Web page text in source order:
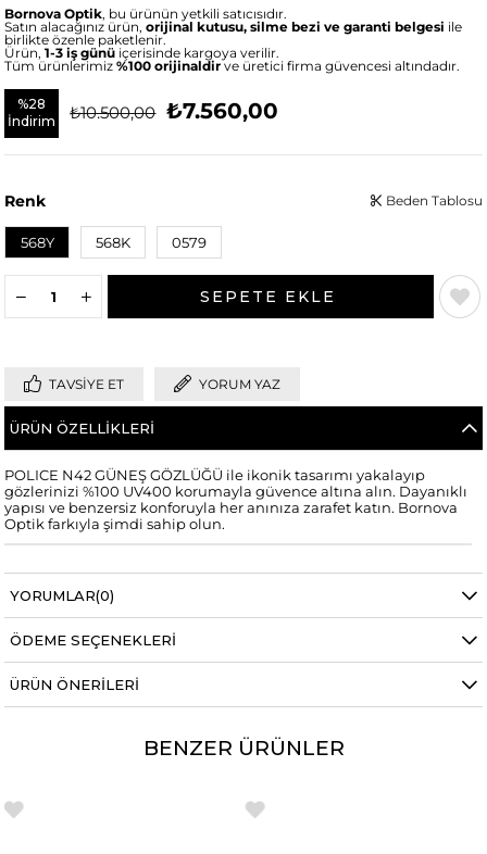
Bornova Optik, bu ürünün yetkili satıcısıdır.
Satın alacağınız ürün,orijinal kutusu, silme bezi ve garanti belgesi ile
birlikte özenle paketlenir.
Ürün,1-3 iş günü içerisinde kargoya verilir.
Tüm ürünlerimiz%100 orijinaldirve üretici firma güvencesi altındadır.
%28
İndirim
₺10.500,00 ₺7.560,00
Renk
568Y 568K 0579
Beden Tablosu
TAVSIYE ET YORUM YAZ
ÜRÜN ÖZELLIKLERI
POLICE N42 GÜNEŞ GÖZLÜĞÜ ile ikonik tasarımı yakalayıp
gözlerinizi %100 UV400 korumayla güvence altına alın. Dayanıklı
yapısı ve benzersiz konforuyla her anınıza zarafet katın. Bornova
Optik farkıyla şimdi sahip olun.
YORUMLAR(0)
ÖDEME SEÇENEKLERI
ÜRÜN ÖNERILERI
BENZER ÜRÜNLER